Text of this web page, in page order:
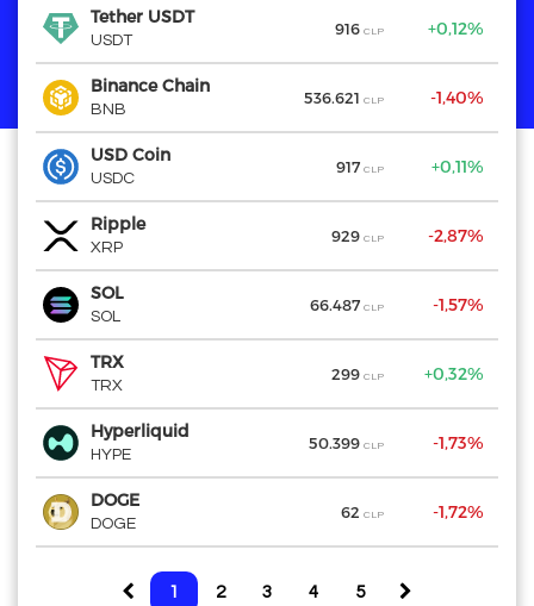
Tether USDT
USDT
916 CLP +0,12%
Binance Chain
BNB
536.621 CLP -1,40%
USD Coin
USDC
917 CLP +0,11%
Ripple
XRP
929 CLP -2,87%
SOL
SOL
66.487 CLP -1,57%
TRX
TRX
299 CLP +0,32%
Hyperliquid
HYPE
50.399 CLP -1,73%
DOGE
DOGE
62 CLP -1,72%
Tether USDT
USDT
Binance Chain
BNB
USD Coin
USDC
Ripple
XRP
SOL
SOL
TRX
TRX
Hyperliquid
HYPE
DOGE
DOGE
1 2 3 4 5